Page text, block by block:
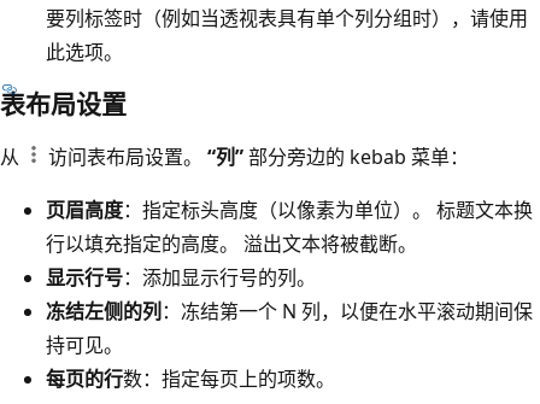
要列标签时（例如当透视表具有单个列分组时），请使用
此选项。
表布局设置
从 访问表布局设置。 “列”部分旁边的 kebab 菜单：
页眉高度：指定标头高度（以像素为单位）。 标题文本换
行以填充指定的高度。 溢出文本将被截断。
显示行号：添加显示行号的列。
冻结左侧的列 ：冻结第一个 N 列，以便在水平滚动期间保
持可见。
每页的行数：指定每页上的项数。